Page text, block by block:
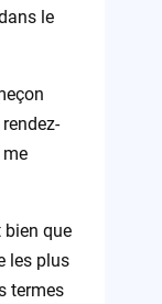
le
me
bien que
les plus
termes